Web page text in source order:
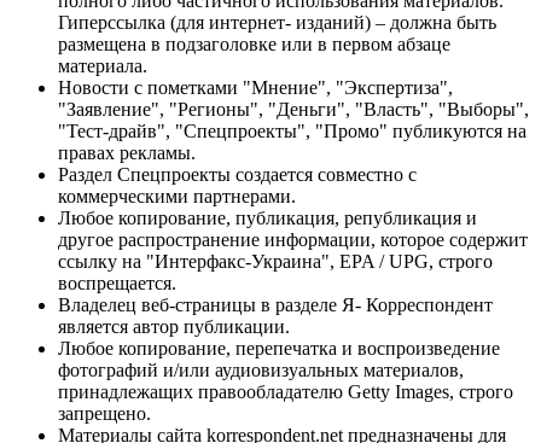
Гиперссылка (для интернет- изданий) – должна быть
размещена в подзаголовке или в первом абзаце
материала.
Новости с пометками "Мнение", "Экспертиза",
"Заявление", "Регионы", "Деньги", "Власть", "Выборы",
"Тест-драйв", "Спецпроекты", "Промо" публикуются на
правах рекламы.
Раздел Спецпроекты создается совместно с
коммерческими партнерами.
Любое копирование, публикация, републикация и
другое распространение информации, которое содержит
ссылку на "Интерфакс-Украина", EPA / UPG, строго
воспрещается.
Владелец веб-страницы в разделе Я- Корреспондент
является автор публикации.
Любое копирование, перепечатка и воспроизведение
фотографий и/или аудиовизуальных материалов,
принадлежащих правообладателю Getty Images, строго
запрещено.
Материалы сайта korrespondent.net предназначены для